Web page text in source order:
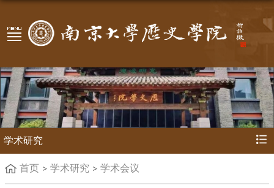
学术研究
首页 学术研究 学术会议